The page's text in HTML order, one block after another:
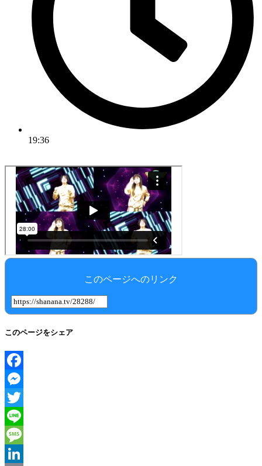
19:36
このページへのリンク
このページをシェア
Facebook
Messenger
Twitter
Line
Message